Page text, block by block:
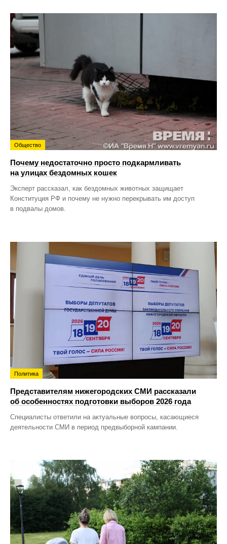
Общество
Почему недостаточно просто подкармливать
на улицах бездомных кошек
Эксперт рассказал, как бездомных животных защищает
Конституция РФ и почему не нужно перекрывать им доступ
в подвалы домов.
Политика
Представителям нижегородских СМИ рассказали
об особенностях подготовки выборов 2026 года
Специалисты ответили на актуальные вопросы, касающиеся
деятельности СМИ в период предвыборной кампании.